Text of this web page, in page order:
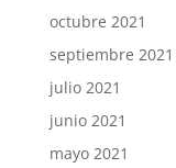
octubre 2021
septiembre 2021
julio 2021
junio 2021
mayo 2021